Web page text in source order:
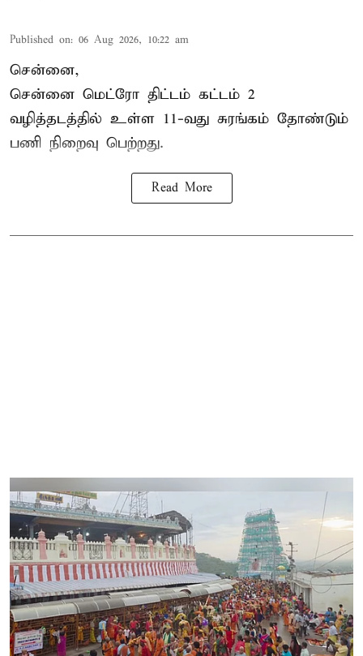
Published on: 06 Aug 2026, 10:22 am
சென்னை,
சென்னை மெட்ரோ திட்டம் கட்டம் 2
வழித்தடத்தில் உள்ள 11-வது சுரங்கம் தோண்டும்
பணி நிறைவு பெற்றது.
Read More